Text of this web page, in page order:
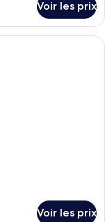
Voir les prix
d’hôtel moderne
Voir les prix